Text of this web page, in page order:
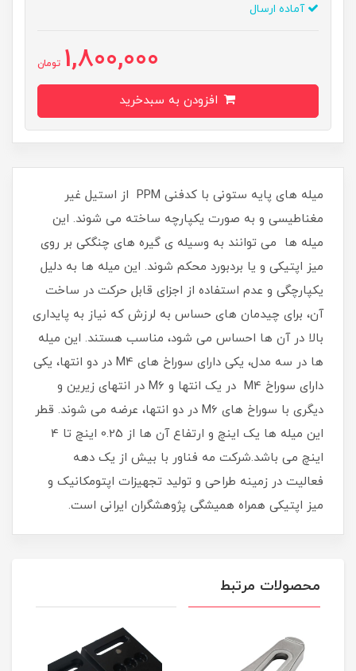
آماده ارسال
1,800,000 تومان
میله های پایه ستونی با کدفنی PPM از استیل غیر
مغناطیسی و به صورت یکپارچه ساخته می شوند. این
میله ها می توانند به وسیله ی گیره های چنگکی بر روی
میز اپتیکی و یا بردبورد محکم شوند. این میله ها به دلیل
یکپارچگی و عدم استفاده از اجزای قابل حرکت در ساخت
آن، برای چیدمان های حساس به لرزش که نیاز به پایداری
بالا در آن ها احساس می شود، مناسب هستند. این میله
ها در سه مدل، یکی دارای سوراخ های M4 در دو انتها، یکی
دارای سوراخ M4 در یک انتها و M6 در انتهای زیرین و
دیگری با سوراخ های M6 در دو انتها، عرضه می شوند. قطر
این میله ها یک اینچ و ارتفاع آن ها از 0.25 اینچ تا 4
اینچ می باشد.شرکت مه فناور با بیش از یک دهه
فعالیت در زمینه طراحی و تولید تجهیزات اپتومکانیک و
میز اپتیکی همراه همیشگی پژوهشگران ایرانی است.
محصولات مرتبط